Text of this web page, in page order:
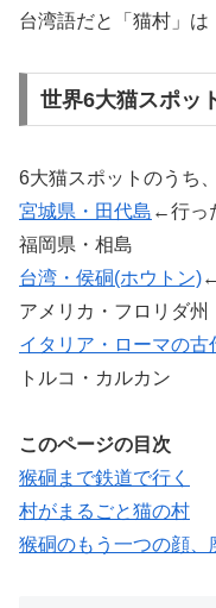
台湾語だと「猫村」は
世界6大猫スポッ
6大猫スポットのうち
宮城県・田代島 ←行っ
福岡県・相島
台湾・侯硐(ホウトン)
アメリカ・フロリダ
イタリア・ローマの古
トルコ・カルカン
このページの目次
猴硐まで鉄道で行く
村がまるごと猫の村
猴硐のもう一つの顔、